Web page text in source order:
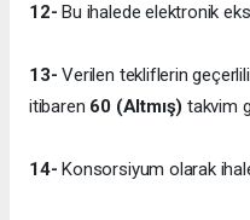
12- Bu ihalede elektronik
13- Verilen tekliflerin
itibaren 60 (Altmış) takvim
14- Konsorsiyum olarak